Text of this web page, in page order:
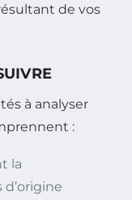
de vos
à analyser
:
la